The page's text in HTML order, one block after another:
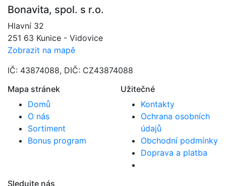
Bonavita, spol. s r.o.
Hlavní 32
251 63 Kunice - Vidovice
Zobrazit na mapě
IČ: 43874088, DIČ: CZ43874088
Mapa stránek
Domů
O nás
Sortiment
Bonus program
Užitečné
Kontakty
Ochrana osobních
údajů
Obchodní podmínky
Doprava a platba
Sledujte nás